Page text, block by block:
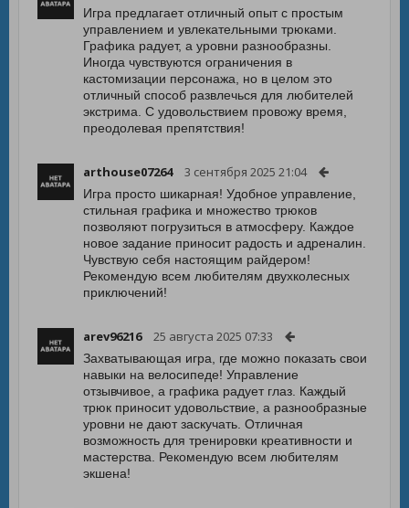
Игра предлагает отличный опыт с простым
управлением и увлекательными трюками.
Графика радует, а уровни разнообразны.
Иногда чувствуются ограничения в
кастомизации персонажа, но в целом это
отличный способ развлечься для любителей
экстрима. С удовольствием провожу время,
преодолевая препятствия!
arthouse07264 3 сентября 2025 21:04
Игра просто шикарная! Удобное управление,
стильная графика и множество трюков
позволяют погрузиться в атмосферу. Каждое
новое задание приносит радость и адреналин.
Чувствую себя настоящим райдером!
Рекомендую всем любителям двухколесных
приключений!
arev96216 25 августа 2025 07:33
Захватывающая игра, где можно показать свои
навыки на велосипеде! Управление
отзывчивое, а графика радует глаз. Каждый
трюк приносит удовольствие, а разнообразные
уровни не дают заскучать. Отличная
возможность для тренировки креативности и
мастерства. Рекомендую всем любителям
экшена!